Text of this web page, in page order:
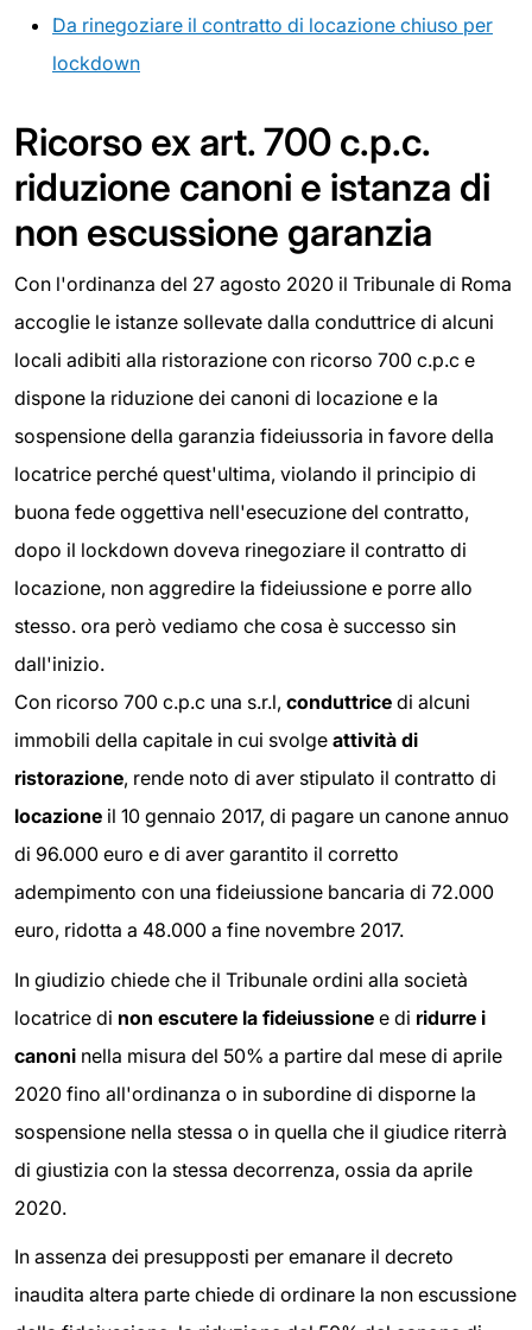
Da rinegoziare il contratto di locazione chiuso per
lockdown
Ricorso ex art. 700 c.p.c.
riduzione canoni e istanza di
non escussione garanzia
Con l'ordinanza del 27 agosto 2020 il Tribunale di Roma
accoglie le istanze sollevate dalla conduttrice di alcuni
locali adibiti alla ristorazione con ricorso 700 c.p.c e
dispone la riduzione dei canoni di locazione e la
sospensione della garanzia fideiussoria in favore della
locatrice perché quest'ultima, violando il principio di
buona fede oggettiva nell'esecuzione del contratto,
dopo il lockdown doveva rinegoziare il contratto di
locazione, non aggredire la fideiussione e porre allo
stesso. ora però vediamo che cosa è successo sin
dall'inizio.
Con ricorso 700 c.p.c una s.r.l, conduttrice di alcuni
immobili della capitale in cui svolge attività di
ristorazione, rende noto di aver stipulato il contratto di
locazione il 10 gennaio 2017, di pagare un canone annuo
di 96.000 euro e di aver garantito il corretto
adempimento con una fideiussione bancaria di 72.000
euro, ridotta a 48.000 a fine novembre 2017.
In giudizio chiede che il Tribunale ordini alla società
locatrice di non escutere la fideiussione e di ridurre i
canoni nella misura del 50% a partire dal mese di aprile
2020 fino all'ordinanza o in subordine di disporne la
sospensione nella stessa o in quella che il giudice riterrà
di giustizia con la stessa decorrenza, ossia da aprile
2020.
In assenza dei presupposti per emanare il decreto
inaudita altera parte chiede di ordinare la non escussione